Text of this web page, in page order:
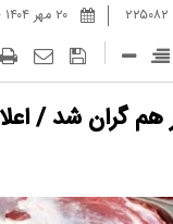
۲۲۵۰۸۲ ۲۰ مهر ۱۴۰۴ - ۲۳:۳۴
هم گران شد /